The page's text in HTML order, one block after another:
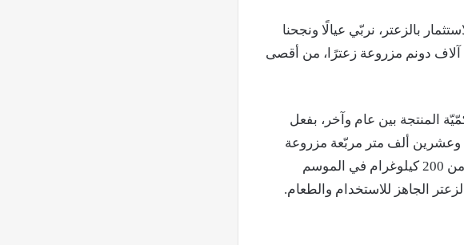
بالزعتر، نربّي عيالًا ونجحنا
من عشرة آلاف دونم مزروعة زعترًا، من أقصى
المنتجة بين عام وآخر، بفعل
ألف متر مربّعة مزروعة
بنبتة الزعتر، ويعطي الدونم الواحد بحسب إجماع المزارعين أكثر من 200 كيلوغرام في الموسم
الجاهز للاستخدام والطعام.